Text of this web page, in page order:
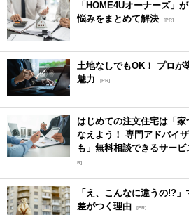
「HOME4Uオーナーズ」
悩みをまとめて解決 [PR]
土地なしでもOK！ プロが
魅力
[PR]
はじめての注文住宅は「
なえよう！ 専門アドバイ
も」無料相談できるサー
R]
「え、こんなに違うの!?
差がつく理由 [PR]